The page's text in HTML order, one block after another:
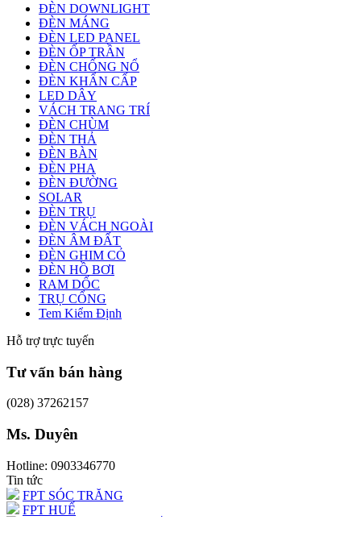
ĐÈN DOWNLIGHT
ĐÈN MÁNG
ĐÈN LED PANEL
ĐÈN ỐP TRẦN
ĐÈN CHỐNG NỔ
ĐÈN KHẨN CẤP
LED DÂY
VÁCH TRANG TRÍ
ĐÈN CHÙM
ĐÈN THẢ
ĐÈN BÀN
ĐÈN PHA
ĐÈN ĐƯỜNG
SOLAR
ĐÈN TRỤ
ĐÈN VÁCH NGOÀI
ĐÈN ÂM ĐẤT
ĐÈN GHIM CỎ
ĐÈN HỒ BƠI
RAM DỐC
TRỤ CỔNG
Tem Kiểm Định
Hỗ trợ trực tuyến
Tư vấn bán hàng
(028) 37262157
Ms. Duyên
Hotline: 0903346770
Tin tức
9 DỰ ÁN ĐẠI HỌC QUỐC GIA - TP.HCM
BIỂN QUÊ HƯƠNG
FPT SÓC TRĂNG
FPT HUẾ